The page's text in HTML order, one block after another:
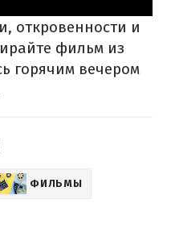
откровенности и
фильм из
горячим вечером
ФИЛЬМЫ